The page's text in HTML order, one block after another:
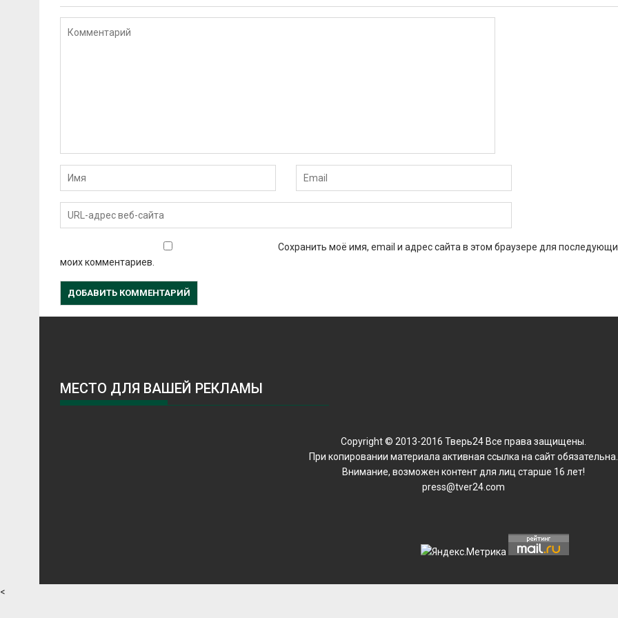
Сохранить моё имя, email и адрес сайта в этом браузере для
моих комментариев.
МЕСТО ДЛЯ ВАШЕЙ РЕКЛАМЫ
Copyright © 2013-2016 Тверь24 Все права защищены.
При копировании материала активная ссылка на сайт обязательна.
Внимание, возможен контент для лиц старше 16 лет!
press@tver24.com
<